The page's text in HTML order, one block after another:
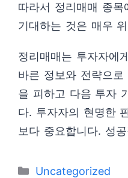
따라서 정리매매 종
기대하는 것은 매우
정리매매는 투자자에
바른 정보와 전략으
을 피하고 다음 투자
다. 투자자의 현명한
보다 중요합니다. 성
카
Uncategorized